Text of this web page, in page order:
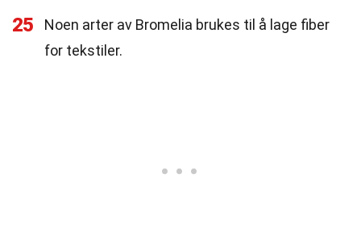
25
Noen arter av Bromelia brukes til å lage fiber
for tekstiler.